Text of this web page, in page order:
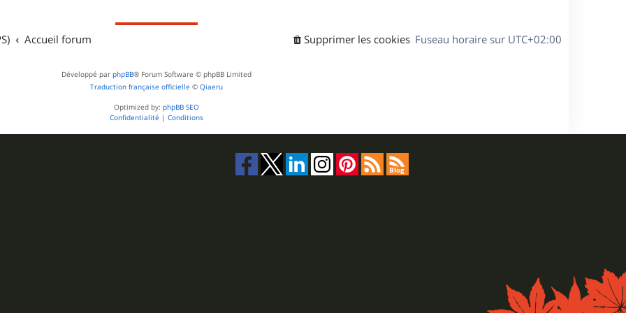
Accueil forum Fuseau horaire sur UTC+02:00
Supprimer les cookies
Développé par phpBB® Forum Software © phpBB Limited
Traduction française officielle © Qiaeru
Optimized by: phpBB SEO
Confidentialité | Conditions